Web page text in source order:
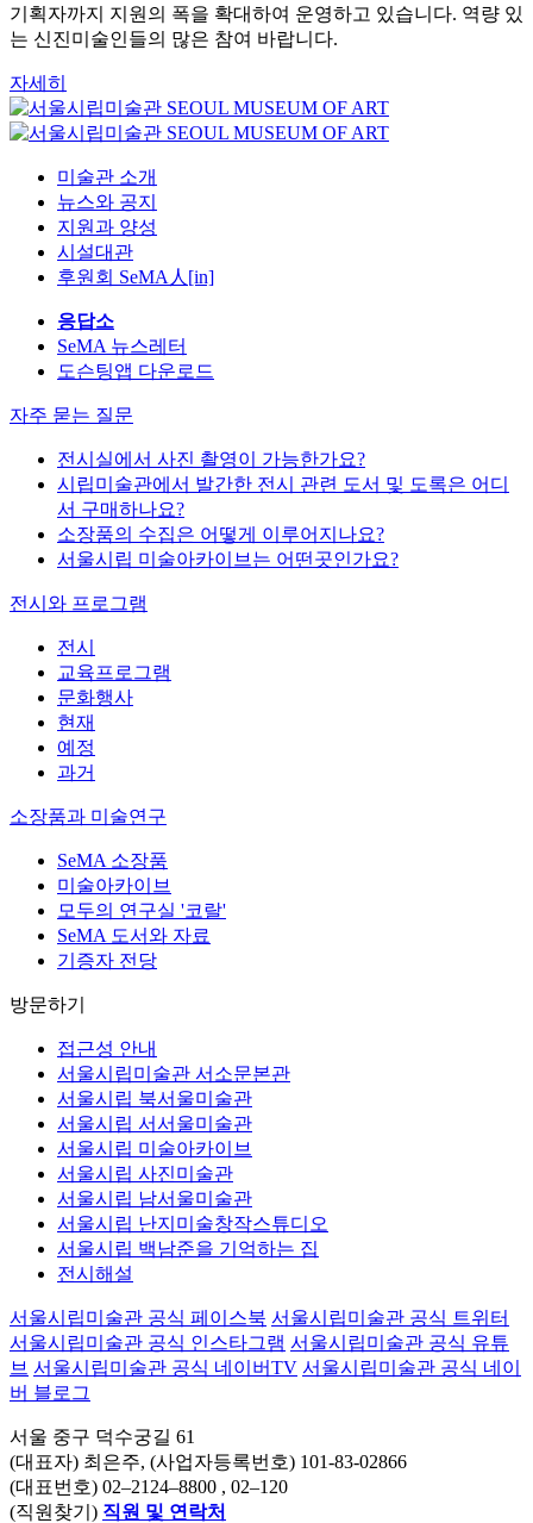
기획자까지 지원의 폭을 확대하여 운영하고 있습니다. 역량 있
는 신진미술인들의 많은 참여 바랍니다.
자세히
미술관 소개
뉴스와 공지
지원과 양성
시설대관
후원회 SeMA人[in]
응답소
SeMA 뉴스레터
도슨팅앱 다운로드
자주 묻는 질문
전시실에서 사진 촬영이 가능한가요?
시립미술관에서 발간한 전시 관련 도서 및 도록은 어디
서 구매하나요?
소장품의 수집은 어떻게 이루어지나요?
서울시립 미술아카이브는 어떤곳인가요?
전시와 프로그램
전시
교육프로그램
문화행사
현재
예정
과거
소장품과 미술연구
SeMA 소장품
미술아카이브
모두의 연구실 '코랄'
SeMA 도서와 자료
기증자 전당
방문하기
접근성 안내
서울시립미술관 서소문본관
서울시립 북서울미술관
서울시립 서서울미술관
서울시립 미술아카이브
서울시립 사진미술관
서울시립 남서울미술관
서울시립 난지미술창작스튜디오
서울시립 백남준을 기억하는 집
전시해설
서울시립미술관 공식 페이스북 서울시립미술관 공식 트위터
서울시립미술관 공식 인스타그램 서울시립미술관 공식 유튜
브 서울시립미술관 공식 네이버TV 서울시립미술관 공식 네이
버 블로그
서울 중구 덕수궁길 61
(대표자) 최은주, (사업자등록번호) 101-83-02866
(대표번호) 02–2124–8800 , 02–120
(직원찾기) 직원 및 연락처